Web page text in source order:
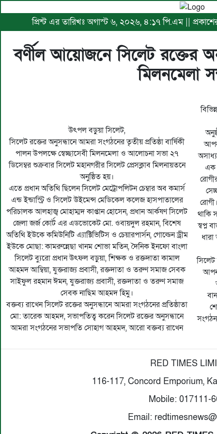
প্রিন্ট এর তারিখঃ অগাস্ট ৬, ২০২৬, ৪:১৭ পি.এম ||
বর্ণীল আয়োজনে সিলেট রক্তের
মিলনমেলা
উৎপল বড়ুয়া সিলেট,
সিলেট রক্তের অনুসন্ধানে আমরা সংগঠনের তৃতীয় প্রতিষ্ঠা বার্ষিকী
পালন উপলক্ষে স্বেচ্ছাসেবী মিলনমেলা ও আলোচনা সভা ২৭
ডিসেম্বর শুক্রবার সিলেট মহানগরীর সিলেট প্রেসক্লাব মিলনায়তনে
অনুষ্ঠিত হয়।
এতে প্রধান অতিথি ছিলেন সিলেট মেট্রোপলিটন চেম্বার অব কমার্স
এন্ড ইন্ডাস্ট্রি ও সিলেট উইমেন্স মেডিকেল কলেজ হাসপাতালের
পরিচালক আলহাজ্ব মোহাম্মদ কাপ্তান হোসেন, প্রধান আর্কষণ সিলেট
জেলা জর্জ কোর্ট এর এডভোকেট মো. ওবায়দুল রহমান, বিশেষ
অতিথি ইউকে কমিউনিটি এ্যাক্টিভিটিস ও চেয়ারপার্সন, গোল্ডেন ড্রীম
ইউকে মোছা: কামরুন্নেছা খানম শোভা মতিন, দৈনিক ইনফো বাংলা
সিলেট ব্যুরো প্রধান উৎফল বড়ুয়া, শিক্ষক ও রক্তদাতা কামাল
আহমদ আম্বিয়া, যুক্তরাজ্য প্রবাসী, রক্তদাতা ও তরুণ সমাজ সেবক
সাইফুল রহমান ঈমন, যুক্তরাজ্য প্রবাসী, রক্তদাতা ও তরুণ সমাজ
সেবক নাছিম আহমদ হিমু।
বক্তব্য রাখেন সিলেট রক্তের অনুসন্ধানে আমরা সংগঠনের প্রতিষ্ঠাতা
মো: তারেক আহমদ, সভাপতিত্ব করেন সিলেট রক্তের অনুসন্ধানে
আমরা সংগঠনের সভাপতি সোহাগ আহমদ, আরো বক্তব্য রাখেন
এক
থাকি
স্বপ্ন
সিলেট
RED TIMES
116-117, Concord Emporium,
Mobile: 017111-
Email: